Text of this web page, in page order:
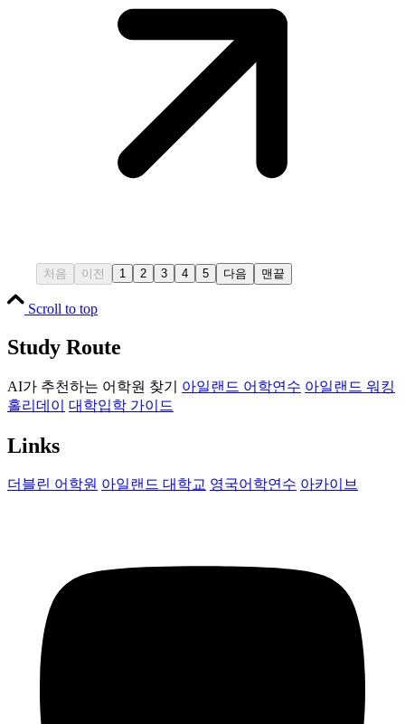
처음 이전 1 2 3 4 5 다음 맨끝
Scroll to top
Study Route
AI가 추천하는 어학원 찾기 아일랜드 어학연수 아일랜드 워킹
홀리데이
대학입학 가이드
Links
더블린 어학원 아일랜드 대학교 영국어학연수 아카이브